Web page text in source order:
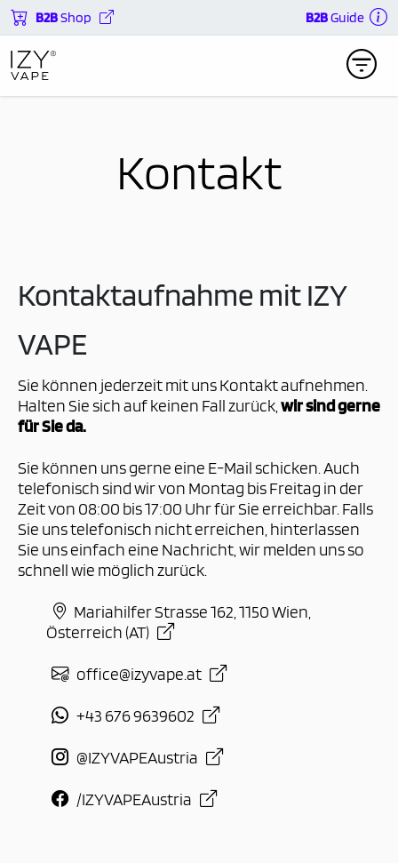
B2BShop B2BGuide
Kontakt
Kontaktaufnahme mit IZY
VAPE
Sie können jederzeit mit uns Kontakt aufnehmen.
Halten Sie sich auf keinen Fall zurück,wir sind gerne
für Sie da.
Sie können uns gerne eine E-Mail schicken. Auch
telefonisch sind wir von Montag bis Freitag in der
Zeit von 08:00 bis 17:00 Uhr für Sie erreichbar. Falls
Sie uns telefonisch nicht erreichen, hinterlassen
Sie uns einfach eine Nachricht, wir melden uns so
schnell wie möglich zurück.
Mariahilfer Strasse 162, 1150 Wien,
Österreich (AT)
office@izyvape.at
+43 676 9639602
@IZYVAPEAustria
/IZYVAPEAustria